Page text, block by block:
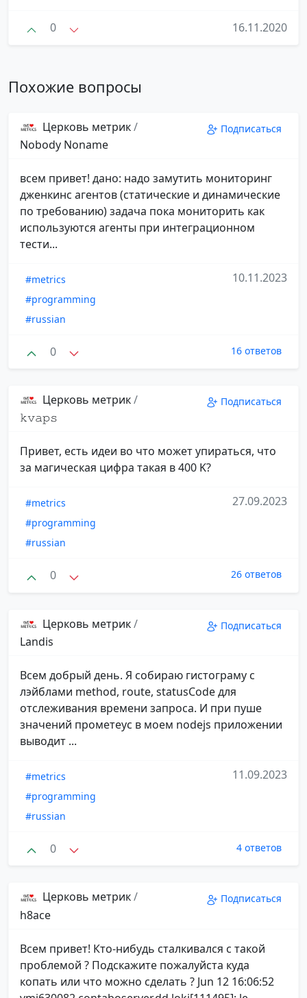
0 16.11.2020
Похожие вопросы
Церковь метрик/
Nobody Noname
Подписаться
всем привет! дано: надо замутить мониторинг
дженкинс агентов (статические и динамические
по требованию) задача пока мониторить как
используются агенты при интеграционном
тести...
#metrics
#programming
#russian
10.11.2023
0 16 ответов
Церковь метрик/
𝚔𝚟𝚊𝚙𝚜
Подписаться
Привет, есть идеи во что может упираться, что
за магическая цифра такая в 400 K?
#metrics
#programming
#russian
27.09.2023
0 26 ответов
Церковь метрик/
Landis
Подписаться
Всем добрый день. Я собираю гистограму с
лэйблами method, route, statusCode для
отслеживания времени запроса. И при пуше
значений прометеус в моем nodejs приложении
выводит ...
#metrics
#programming
#russian
11.09.2023
0 4 ответов
Церковь метрик/
h8ace
Подписаться
Всем привет! Кто-нибудь сталкивался с такой
проблемой ? Подскажите пожалуйста куда
копать или что можно сделать ? Jun 12 16:06:52